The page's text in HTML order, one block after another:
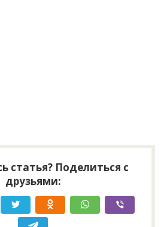
статья? Поделиться с
друзьями: